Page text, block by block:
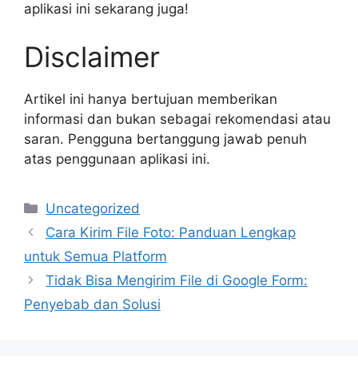
aplikasi ini sekarang juga!
Disclaimer
Artikel ini hanya bertujuan memberikan
informasi dan bukan sebagai rekomendasi atau
saran. Pengguna bertanggung jawab penuh
atas penggunaan aplikasi ini.
Categories
Uncategorized
Cara Kirim File Foto: Panduan Lengkap
untuk Semua Platform
Tidak Bisa Mengirim File di Google Form:
Penyebab dan Solusi